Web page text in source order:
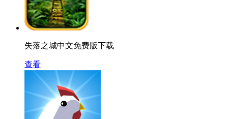
失落之城中文免费版下载
查看